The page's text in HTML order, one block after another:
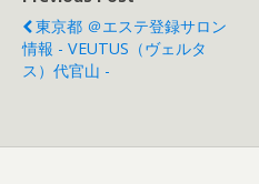
東京都 ＠エステ登録サロン
情報 - VEUTUS（ヴェルタ
ス）代官山 -